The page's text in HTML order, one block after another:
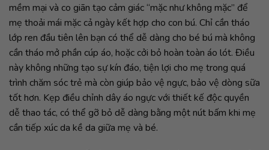
mềm mại và co giãn tạo cảm giác “mặc như không mặc” để
mẹ thoải mái mặc cả ngày kết hợp cho con bú. Chỉ cần tháo
lớp ren đầu tiên lên bạn có thể dễ dàng cho bé bú mà không
cần tháo mở phần cúp áo, hoặc cởi bỏ hoàn toàn áo lót. Điều
này không những tạo sự kín đáo, tiện lợi cho mẹ trong quá
trình chăm sóc trẻ mà còn giúp bảo vệ ngực, bảo vệ dòng sữa
tốt hơn. Kẹp điều chỉnh dây áo ngực với thiết kế độc quyền
dễ thao tác, có thể gỡ bỏ dễ dàng bằng một nút bấm khi mẹ
cần tiếp xúc da kề da giữa mẹ và bé.